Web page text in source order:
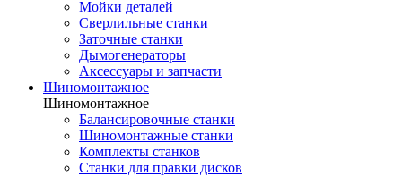
Мойки деталей
Сверлильные станки
Заточные станки
Дымогенераторы
Аксессуары и запчасти
Шиномонтажное
Шиномонтажное
Балансировочные станки
Шиномонтажные станки
Комплекты станков
Станки для правки дисков